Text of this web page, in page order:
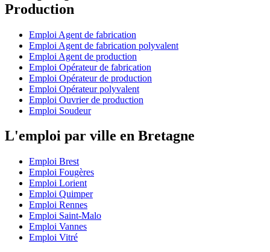
Production
Emploi Agent de fabrication
Emploi Agent de fabrication polyvalent
Emploi Agent de production
Emploi Opérateur de fabrication
Emploi Opérateur de production
Emploi Opérateur polyvalent
Emploi Ouvrier de production
Emploi Soudeur
L'emploi par ville en Bretagne
Emploi Brest
Emploi Fougères
Emploi Lorient
Emploi Quimper
Emploi Rennes
Emploi Saint-Malo
Emploi Vannes
Emploi Vitré